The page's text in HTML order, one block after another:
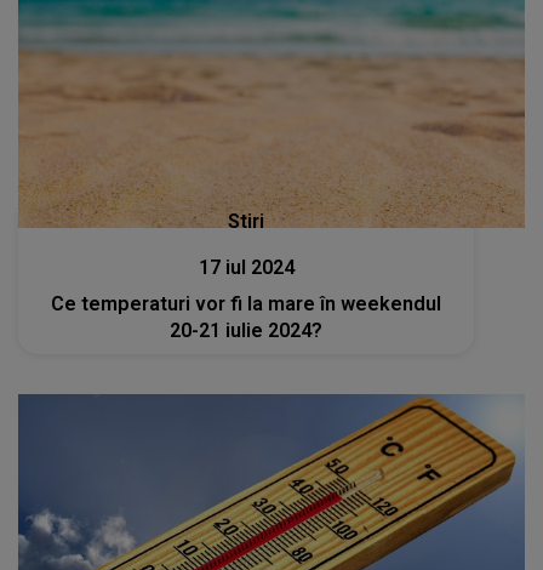
Stiri
17 iul 2024
Ce temperaturi vor fi la mare în weekendul
20-21 iulie 2024?